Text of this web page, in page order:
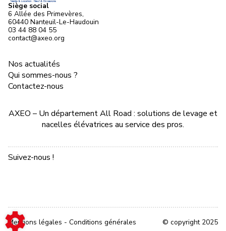
Siège social
6 Allée des Primevères,
60440 Nanteuil-Le-Haudouin
03 44 88 04 55
contact@axeo.org
AXEO – Un département All Road : solutions de levage et
nacelles élévatrices au service des pros.
Nos actualités
Qui sommes-nous ?
Contactez-nous
Suivez-nous !
Mentions légales - Conditions générales © copyright 2025